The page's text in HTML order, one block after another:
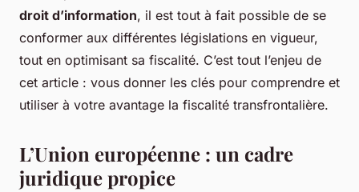
droit d’information, il est tout à fait possible de se
conformer aux différentes législations en vigueur,
tout en optimisant sa fiscalité. C’est tout l’enjeu de
cet article : vous donner les clés pour comprendre et
utiliser à votre avantage la fiscalité transfrontalière.
L’Union européenne : un cadre
juridique propice